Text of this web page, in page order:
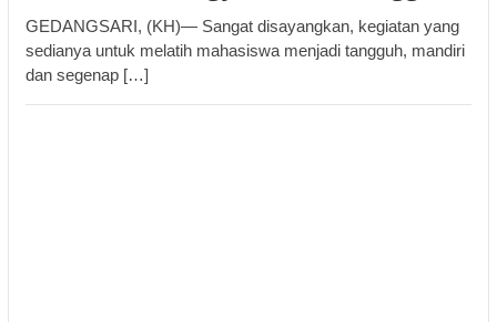
GEDANGSARI, (KH)— Sangat disayangkan, kegiatan yang
sedianya untuk melatih mahasiswa menjadi tangguh, mandiri
dan segenap […]